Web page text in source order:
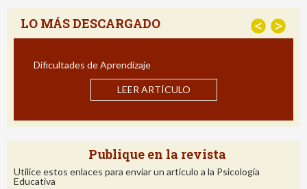
LO MÁS DESCARGADO < >
Estrategias para Mejorar la
Impacto de un Programa de
Publique en la revista
Utilice estos enlaces para enviar un articulo a la Psicología
Educativa